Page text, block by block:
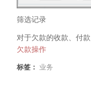
筛选记录
对于欠款的收款、付
欠款操作
标签： 业务